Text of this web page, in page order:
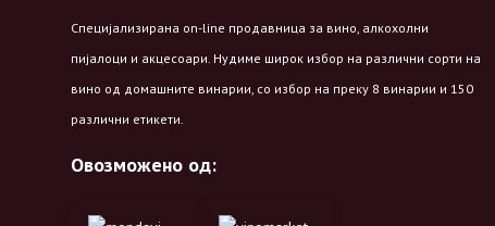
Специјализирана on-line продавница за вино, алкохолни
пијалоци и акцесоари. Нудиме широк избор на различни сорти на
вино од домашните винарии, со избор на преку 8 винарии и 150
различни етикети.
Овозможено од: